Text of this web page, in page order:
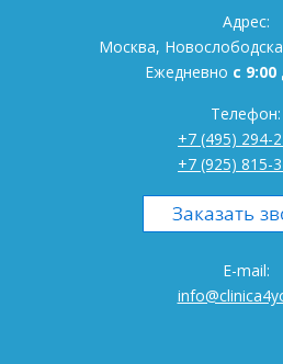
Адрес:
Москва,
Ежедневно с
Телефон:
+7 (495) 294-
+7 (925) 815-
E-mail: